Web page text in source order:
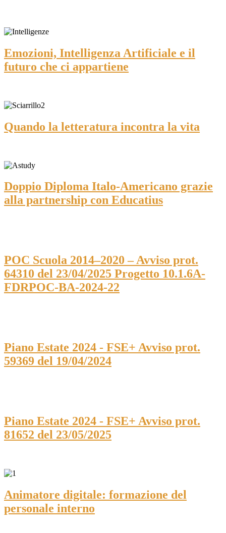
Emozioni, Intelligenza Artificiale e il
futuro che ci appartiene
Quando la letteratura incontra la vita
Doppio Diploma Italo-Americano grazie
alla partnership con Educatius
POC Scuola 2014–2020 – Avviso prot.
64310 del 23/04/2025 Progetto 10.1.6A-
FDRPOC-BA-2024-22
Piano Estate 2024 - FSE+ Avviso prot.
59369 del 19/04/2024
Piano Estate 2024 - FSE+ Avviso prot.
81652 del 23/05/2025
Animatore digitale: formazione del
personale interno